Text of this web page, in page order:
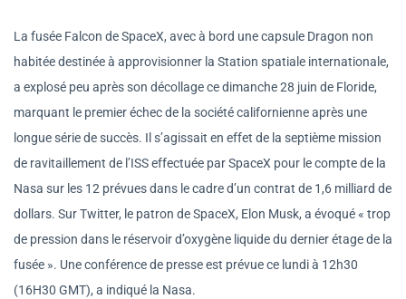
La fusée Falcon de SpaceX, avec à bord une capsule Dragon non
habitée destinée à approvisionner la Station spatiale internationale,
a explosé peu après son décollage ce dimanche 28 juin de Floride,
marquant le premier échec de la société californienne après une
longue série de succès. Il s’agissait en effet de la septième mission
de ravitaillement de l’ISS effectuée par SpaceX pour le compte de la
Nasa sur les 12 prévues dans le cadre d’un contrat de 1,6 milliard de
dollars. Sur Twitter, le patron de SpaceX, Elon Musk, a évoqué « trop
de pression dans le réservoir d’oxygène liquide du dernier étage de la
fusée ». Une conférence de presse est prévue ce lundi à 12h30
(16H30 GMT), a indiqué la Nasa.